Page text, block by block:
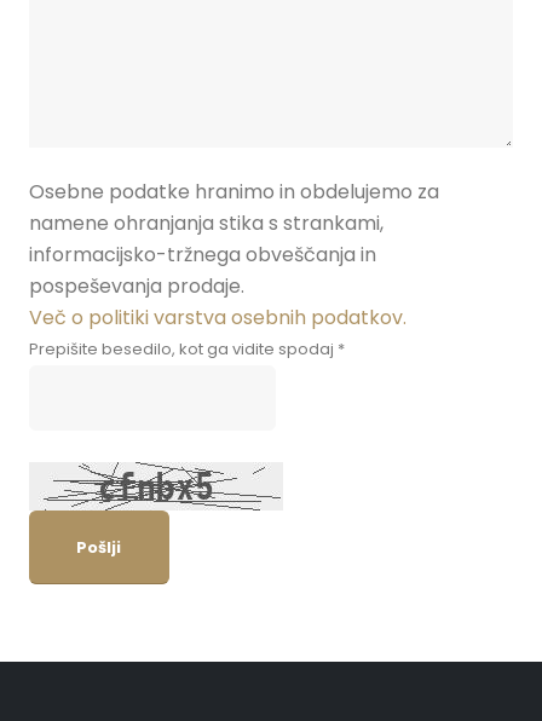
Osebne podatke hranimo in obdelujemo za
namene ohranjanja stika s strankami,
informacijsko-tržnega obveščanja in
pospeševanja prodaje.
Več o politiki varstva osebnih podatkov.
Prepišite besedilo, kot ga vidite spodaj *
Pošlji